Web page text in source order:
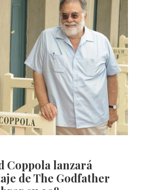
Coppola lanzará
de The Godfather